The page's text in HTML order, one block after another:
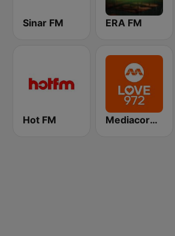
Sinar FM ERA FM
Hot FM Mediacorp LOVE 972